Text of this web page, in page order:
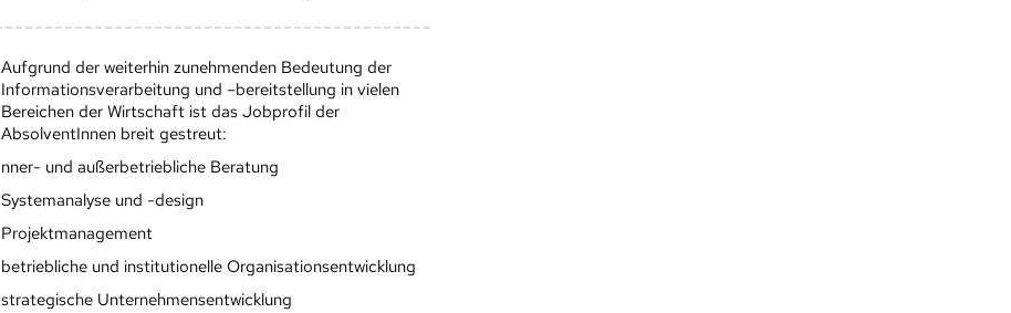
Aufgrund der weiterhin zunehmenden Bedeutung der
Informationsverarbeitung und –bereitstellung in vielen
Bereichen der Wirtschaft ist das Jobprofil der
AbsolventInnen breit gestreut:
nner- und außerbetriebliche Beratung
Systemanalyse und -design
Projektmanagement
betriebliche und institutionelle Organisationsentwicklung
strategische Unternehmensentwicklung